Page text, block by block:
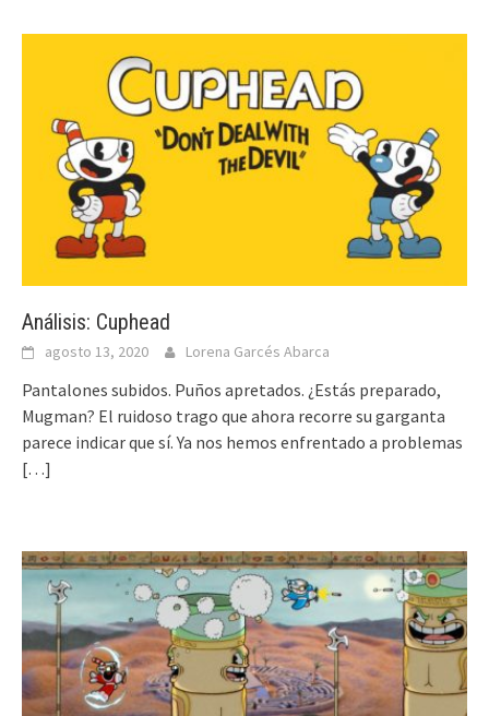
Análisis: Cuphead
agosto 13, 2020 Lorena Garcés Abarca
Pantalones subidos. Puños apretados. ¿Estás preparado,
Mugman? El ruidoso trago que ahora recorre su garganta
parece indicar que sí. Ya nos hemos enfrentado a problemas
[…]